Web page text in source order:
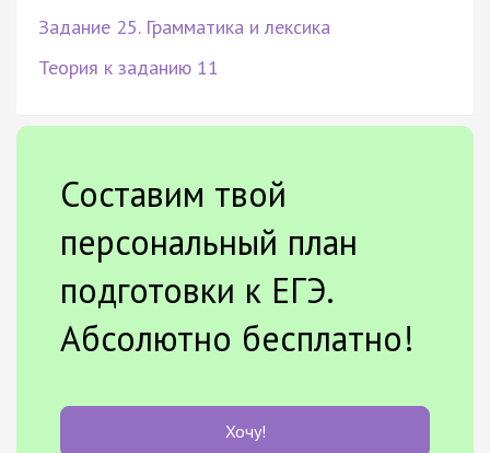
Задание 25. Грамматика и лексика
Теория к заданию 11
Составим твой
персональный план
подготовки к ЕГЭ.
Абсолютно бесплатно!
Хочу!